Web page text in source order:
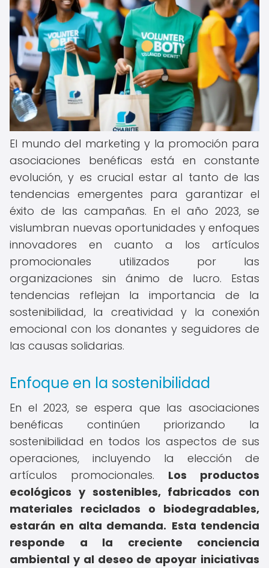
El mundo del marketing y la promoción para
asociaciones benéficas está en constante
evolución, y es crucial estar al tanto de las
tendencias emergentes para garantizar el
éxito de las campañas. En el año 2023, se
vislumbran nuevas oportunidades y enfoques
innovadores en cuanto a los artículos
promocionales utilizados por las
organizaciones sin ánimo de lucro. Estas
tendencias reflejan la importancia de la
sostenibilidad, la creatividad y la conexión
emocional con los donantes y seguidores de
las causas solidarias.
Enfoque en la sostenibilidad
En el 2023, se espera que las asociaciones
benéficas continúen priorizando la
sostenibilidad en todos los aspectos de sus
operaciones, incluyendo la elección de
artículos promocionales. Los productos
ecológicos y sostenibles, fabricados con
materiales reciclados o biodegradables,
estarán en alta demanda. Esta tendencia
responde a la creciente conciencia
ambiental y al deseo de apoyar iniciativas